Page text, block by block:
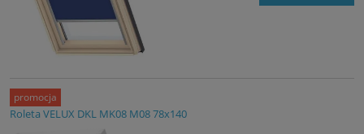
Roleta VELUX DKL MK08 M08 78x140
promocja